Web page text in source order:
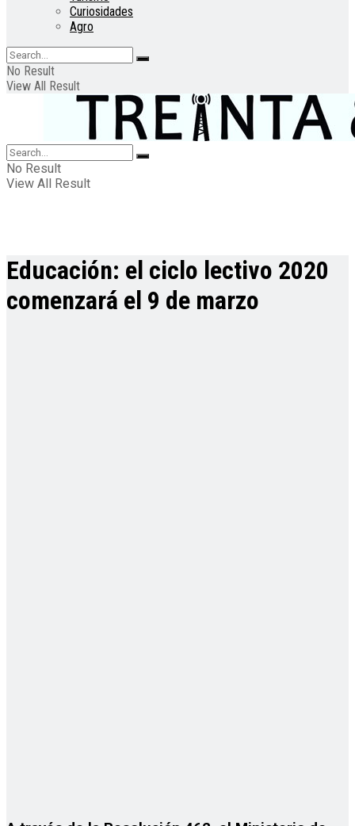
Curiosidades
Agro
No Result
View All Result
No Result
View All Result
Educación: el ciclo lectivo 2020
comenzará el 9 de marzo